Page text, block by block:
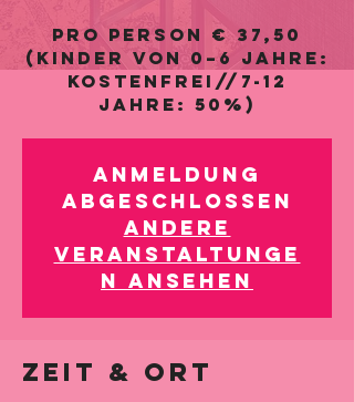
pro Person € 37,50
(Kinder von 0–6 Jahre:
kostenfrei//7-12
Jahre: 50%)
Anmeldung
abgeschlossen
Andere
Veranstaltunge
n ansehen
Zeit & Ort